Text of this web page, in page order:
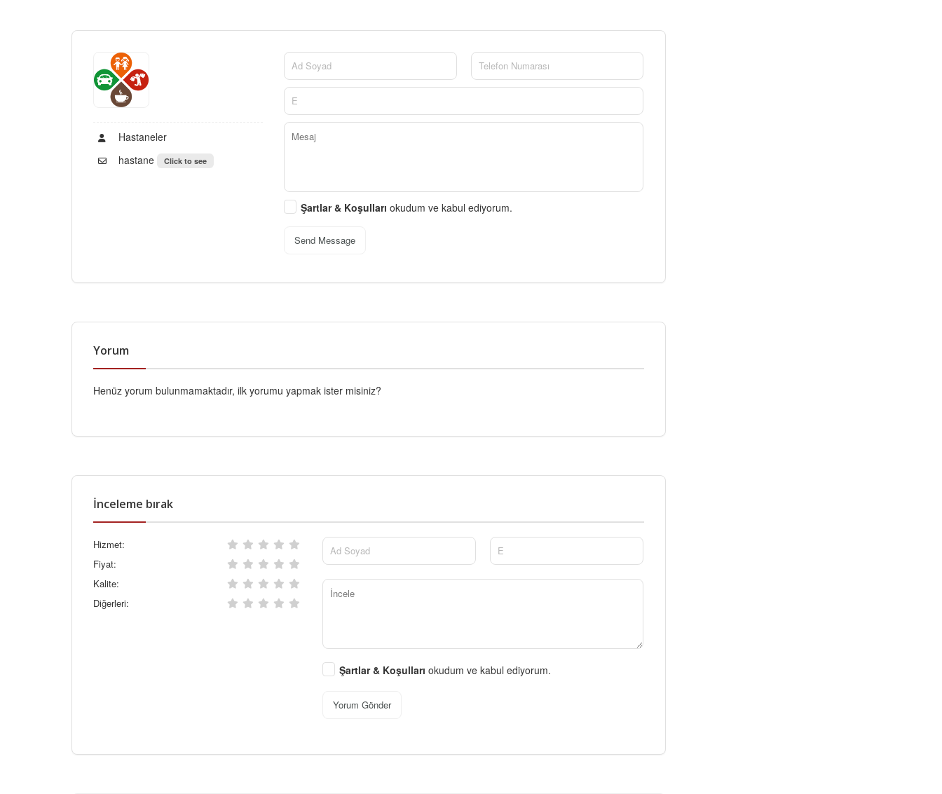
Hastaneler
hastane
Click to see
Şartlar & Koşulları okudum ve kabul ediyorum.
Send Message
Yorum
Henüz yorum bulunmamaktadır, ilk yorumu yapmak ister misiniz?
İnceleme bırak
Hizmet:
Fiyat:
Kalite:
Diğerleri:
Şartlar & Koşullarıokudum ve kabul ediyorum.
Yorum Gönder